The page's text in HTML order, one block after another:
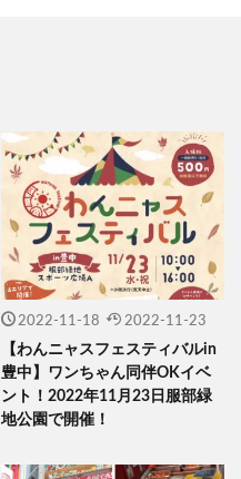
2022-11-18 2022-11-23
【わんニャスフェスティバルin
豊中】ワンちゃん同伴OKイベ
ント！2022年11月23日服部緑
地公園で開催！